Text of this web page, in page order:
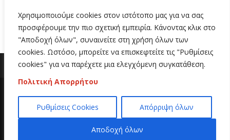
Χρησιμοποιούμε cookies στον ιστότοπο μας για να σας
προσφέρουμε την πιο σχετική εμπειρία. Κάνοντας κλικ στο
"Αποδοχή όλων", συναινείτε στη χρήση όλων των
cookies. Ωστόσο, μπορείτε να επισκεφτείτε τις "Ρυθμίσεις
cookies" για να παρέχετε μια ελεγχόμενη συγκατάθεση.
Πολιτική Απορρήτου
Ρυθμίσεις Cookies Απόρριψη όλων
Αποδοχή όλων
Copyright 2020 | All Rights Reserved | Κατασκευή
ιστοσελίδων
Hi Web